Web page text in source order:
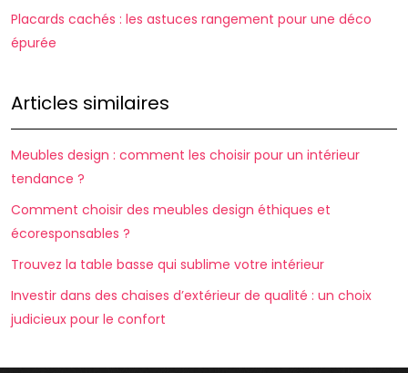
Placards cachés : les astuces rangement pour une déco
épurée
Articles similaires
Meubles design : comment les choisir pour un intérieur
tendance ?
Comment choisir des meubles design éthiques et
écoresponsables ?
Trouvez la table basse qui sublime votre intérieur
Investir dans des chaises d’extérieur de qualité : un choix
judicieux pour le confort